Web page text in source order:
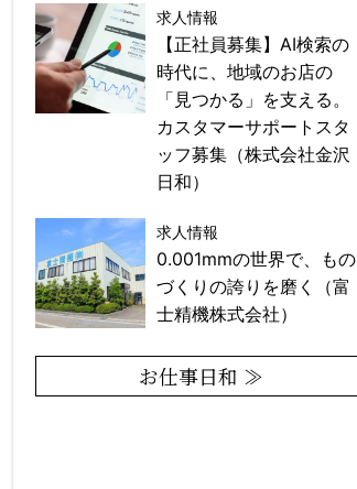
求人情報
【正社員募集】AI検索の
時代に、地域のお店の
「見つかる」を支える。
カスタマーサポートスタ
ッフ募集（株式会社金沢
日和）
求人情報
0.001mmの世界で、もの
づくりの誇りを磨く（富
士精機株式会社）
お仕事日和 ≫